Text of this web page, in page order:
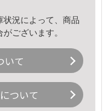
況によって、商品
ございます。
いて
ついて